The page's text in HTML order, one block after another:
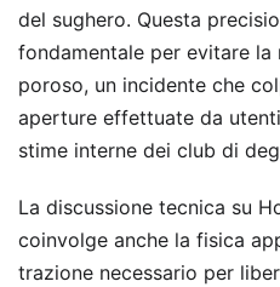
del sughero. Questa
fondamentale per evitare
poroso, un incidente che
aperture effettuate da
stime interne dei club di
La discussione tecnica su
coinvolge anche la fisica
trazione necessario per